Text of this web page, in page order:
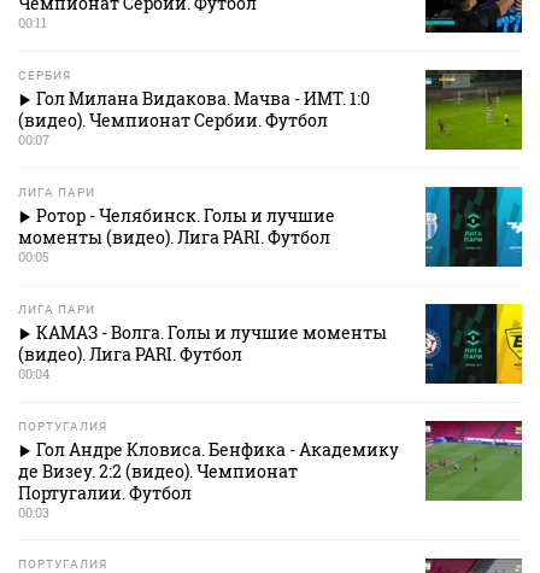
00:11
СЕРБИЯ
Гол Милана Видакова. Мачва - ИМТ. 1:0
(видео). Чемпионат Сербии. Футбол
00:07
ЛИГА ПАРИ
Ротор - Челябинск. Голы и лучшие
моменты (видео). Лига PARI. Футбол
00:05
ЛИГА ПАРИ
КАМАЗ - Волга. Голы и лучшие моменты
(видео). Лига PARI. Футбол
00:04
ПОРТУГАЛИЯ
Гол Андре Кловиса. Бенфика - Академику
де Визеу. 2:2 (видео). Чемпионат
Португалии. Футбол
00:03
ПОРТУГАЛИЯ